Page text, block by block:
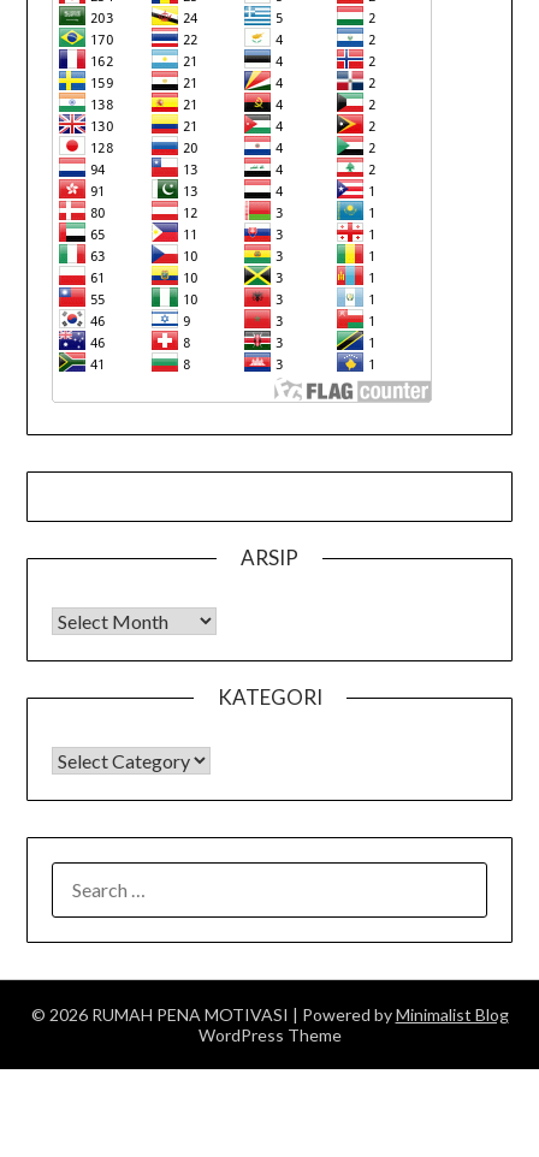
ARSIP
Arsip
KATEGORI
KATEGORI
FOR:
© 2026 RUMAH PENA MOTIVASI | Powered byMinimalist Blog
WordPress Theme